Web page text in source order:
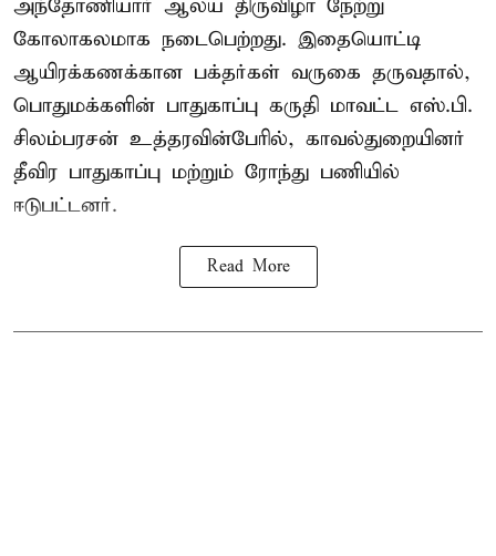
அந்தோணியார் ஆலய திருவிழா நேற்று
கோலாகலமாக நடைபெற்றது. இதையொட்டி
ஆயிரக்கணக்கான பக்தர்கள் வருகை தருவதால்,
பொதுமக்களின் பாதுகாப்பு கருதி மாவட்ட எஸ்.பி.
சிலம்பரசன் உத்தரவின்பேரில், காவல்துறையினர்
தீவிர பாதுகாப்பு மற்றும் ரோந்து பணியில்
ஈடுபட்டனர்.
Read More